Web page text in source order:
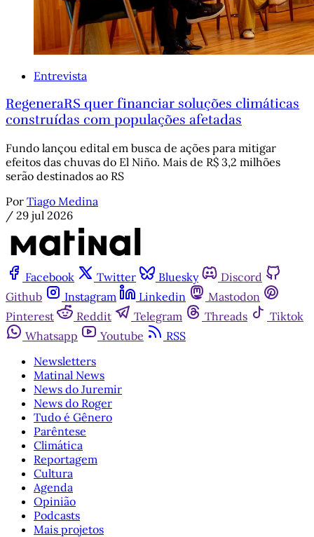
Entrevista
RegeneraRS quer financiar soluções climáticas
construídas com populações afetadas
Fundo lançou edital em busca de ações para mitigar
efeitos das chuvas do El Niño. Mais de R$ 3,2 milhões
serão destinados ao RS
Por Tiago Medina
/ 29 jul 2026
Facebook Twitter Bluesky
Discord
Github
Instagram Linkedin
Mastodon
Pinterest
Reddit Telegram Threads
Tiktok
Whatsapp
Youtube
RSS
Newsletters
Matinal News
News do Juremir
News do Roger
Tudo é Gênero
Parêntese
Climática
Reportagem
Cultura
Agenda
Opinião
Podcasts
Mais projetos